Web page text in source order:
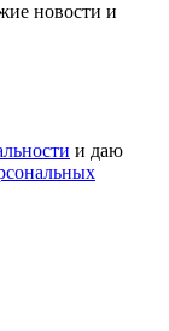
новости и
и даю